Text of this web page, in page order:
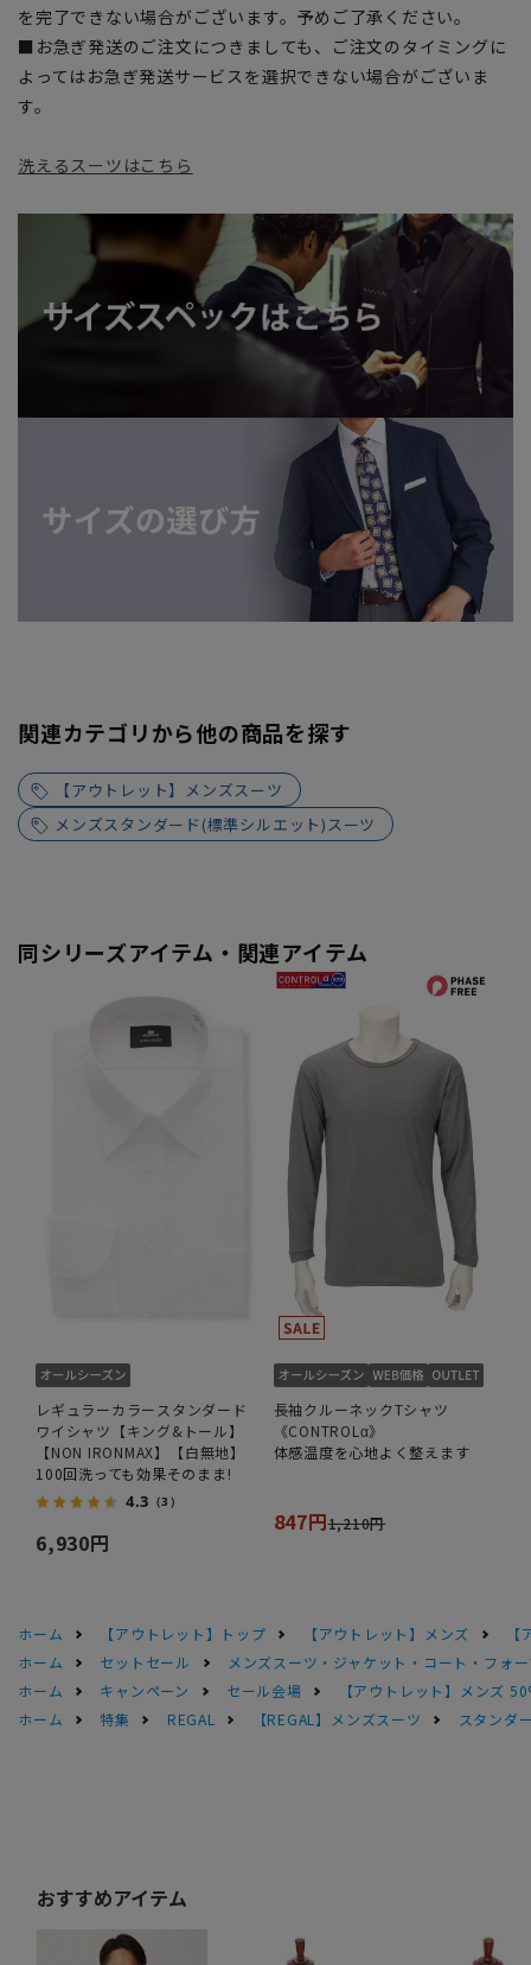
を完了できない場合がございます。予めご了承ください。
■お急ぎ発送のご注文につきましても、ご注文のタイミングに
よってはお急ぎ発送サービスを選択できない場合がございま
す。
洗えるスーツはこちら
関連カテゴリから他の商品を探す
【アウトレット】メンズスーツ
メンズスタンダード(標準シルエット)スーツ
同シリーズアイテム・関連アイテム
レギュラーカラースタンダード
ワイシャツ【キング&トール】
【NON IRONMAX】【白無地】
100回洗っても効果そのまま!
4.3 （3）
6,930円
長袖クルーネックTシャツ
《CONTROLα》
体感温度を心地よく整えます
847円1,210円
ホーム 【アウトレット】トップ 【アウトレット】メンズ
ホーム
セットセール
メンズスーツ・ジャケット・コート・フォ
ホーム
キャンペーン セール会場
【アウトレット】メンズ
ホーム
特集 REGAL 【REGAL】メンズスーツ スタンダ